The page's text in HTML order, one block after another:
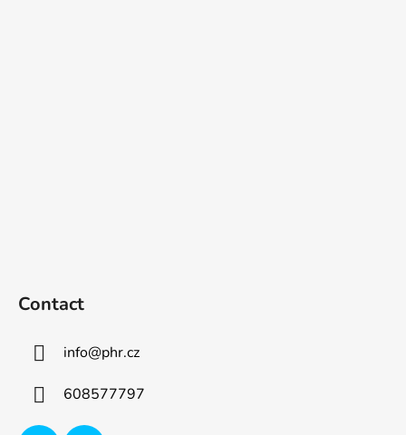
Contact
info@phr.cz
608577797